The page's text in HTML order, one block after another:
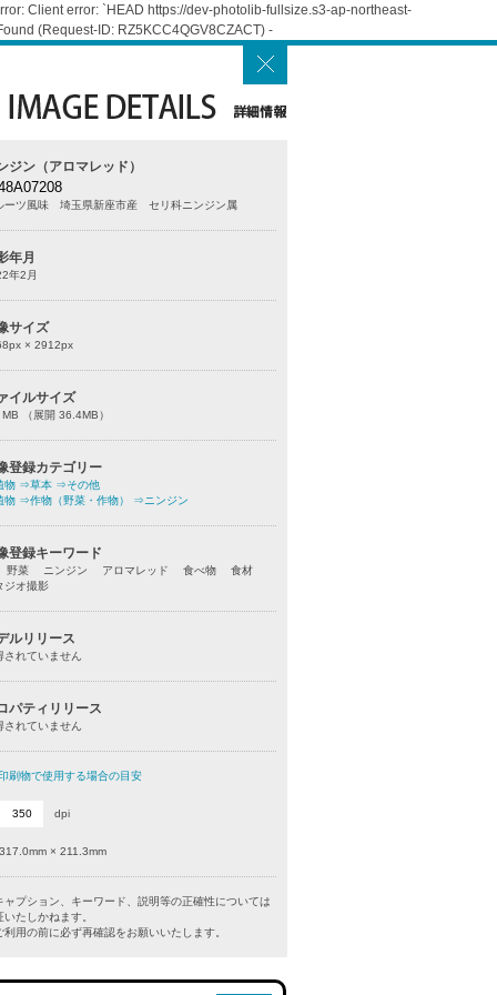
Client error: `HEAD https://dev-photolib-fullsize.s3-ap-northeast-
(Request-ID: RZ5KCC4QGV8CZACT) -
ジン（アロマレッド）
ーツ風味 埼玉県新座市産 セリ科ニンジン属
年月
年2月
サイズ
px × 2912px
イルサイズ
（展開 36.4MB）
登録カテゴリー
物 ⇒草本 ⇒その他
物 ⇒作物（野菜・作物） ⇒ニンジン
登録キーワード
菜 ニンジン アロマレッド 食べ物 食材
ジオ撮影
ルリリース
されていません
パティリリース
されていません
刷物で使用する場合の目安
dpi
× 211.3mm
プション、キーワード、説明等の正確性については
いたしかねます。
用の前に必ず再確認をお願いいたします。